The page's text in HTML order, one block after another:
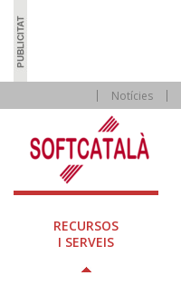
Notícies
RECURSOS
I SERVEIS